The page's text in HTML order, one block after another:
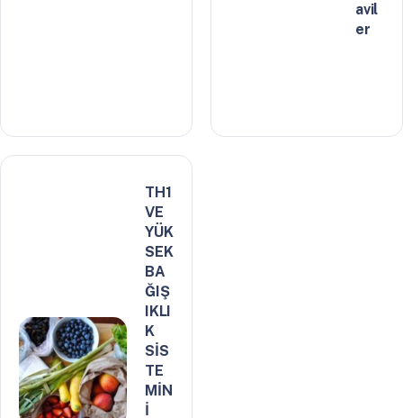
avil
er
TH1
VE
YÜK
SEK
BA
ĞIŞ
IKLI
K
SİS
TE
MİN
İ